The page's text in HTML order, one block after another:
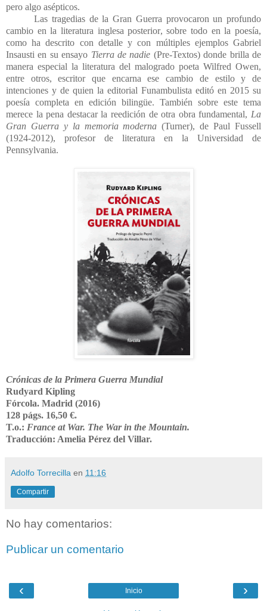
pero algo asépticos.
Las tragedias de la Gran Guerra provocaron un profundo
cambio en la literatura inglesa posterior, sobre todo en la poesía,
como ha descrito con detalle y con múltiples ejemplos Gabriel
Insausti en su ensayo Tierra de nadie (Pre-Textos) donde brilla de
manera especial la literatura del malogrado poeta Wilfred Owen,
entre otros, escritor que encarna ese cambio de estilo y de
intenciones y de quien la editorial Funambulista editó en 2015 su
poesía completa en edición bilingüe. También sobre este tema
merece la pena destacar la reedición de otra obra fundamental, La
Gran Guerra y la memoria moderna (Turner), de Paul Fussell
(1924-2012), profesor de literatura en la Universidad de
Pennsylvania.
Crónicas de la Primera Guerra Mundial
Rudyard Kipling
Fórcola. Madrid (2016)
128 págs. 16,50 €.
T.o.: France at War. The War in the Mountain.
Traducción: Amelia Pérez del Villar.
Adolfo Torrecilla en 11:16
Compartir
No hay comentarios:
Publicar un comentario
‹ ›
Inicio